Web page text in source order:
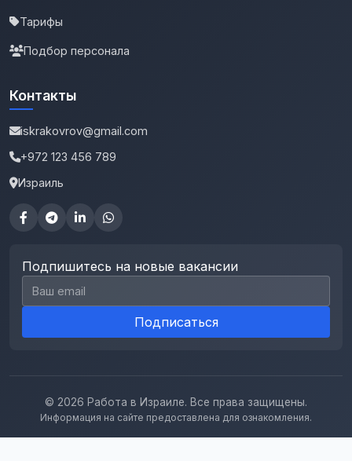
Тарифы
Подбор персонала
Контакты
iskrakovrov@gmail.com
+972 123 456 789
Израиль
Подпишитесь на новые вакансии
Email для подписки
Подписаться
© 2026 Работа в Израиле. Все права защищены.
Информация на сайте предоставлена для ознакомления.